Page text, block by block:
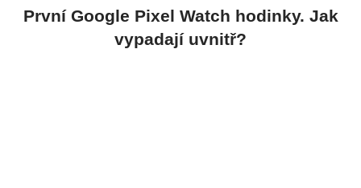
První Google Pixel Watch hodinky. Jak
vypadají uvnitř?